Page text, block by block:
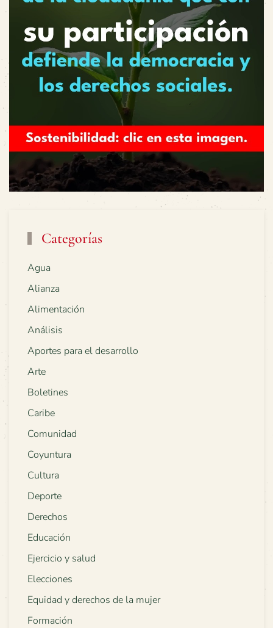
Categorías
Agua
Alianza
Alimentación
Análisis
Aportes para el desarrollo
Arte
Boletines
Caribe
Comunidad
Coyuntura
Cultura
Deporte
Derechos
Educación
Ejercicio y salud
Elecciones
Equidad y derechos de la mujer
Formación